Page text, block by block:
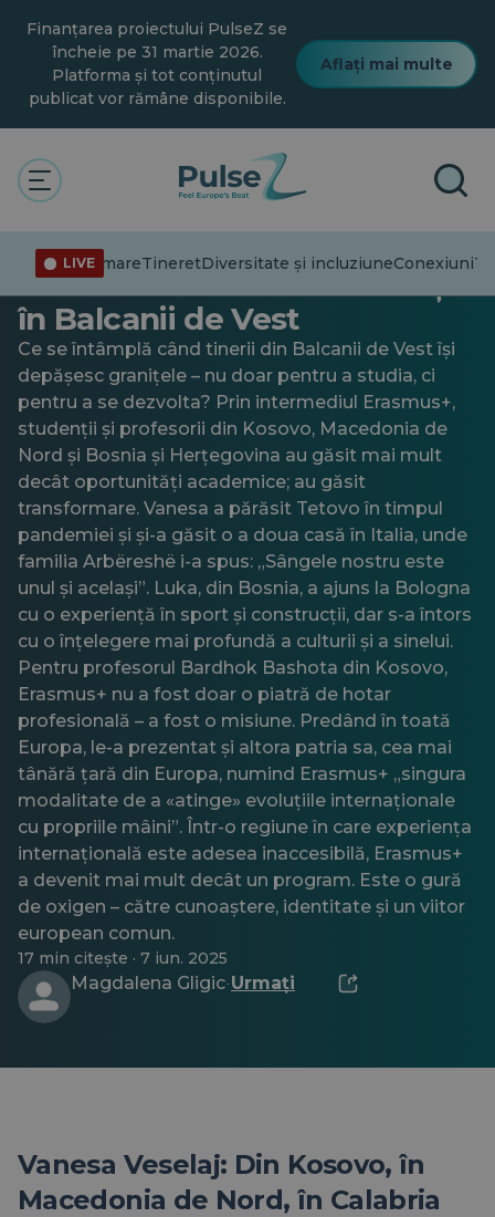
conținutul
principal
Finanțarea proiectului PulseZ se
încheie pe 31 martie 2026.
Platforma și tot conținutul
publicat vor rămâne disponibile.
Aflați mai multe
LIVE
DezinformareTineretDiversitate și incluziuneConexiuni
Dincolo de granițe: Cum
remodelează Erasmus+ vieți
în Balcanii de Vest
Ce se întâmplă când tinerii din Balcanii de Vest își
depășesc granițele – nu doar pentru a studia, ci
pentru a se dezvolta? Prin intermediul Erasmus+,
studenții și profesorii din Kosovo, Macedonia de
Nord și Bosnia și Herțegovina au găsit mai mult
decât oportunități academice; au găsit
transformare. Vanesa a părăsit Tetovo în timpul
pandemiei și și-a găsit o a doua casă în Italia, unde
familia Arbëreshë i-a spus: „Sângele nostru este
unul și același”. Luka, din Bosnia, a ajuns la Bologna
cu o experiență în sport și construcții, dar s-a întors
cu o înțelegere mai profundă a culturii și a sinelui.
Pentru profesorul Bardhok Bashota din Kosovo,
Erasmus+ nu a fost doar o piatră de hotar
profesională – a fost o misiune. Predând în toată
Europa, le-a prezentat și altora patria sa, cea mai
tânără țară din Europa, numind Erasmus+ „singura
modalitate de a «atinge» evoluțiile internaționale
cu propriile mâini”. Într-o regiune în care experiența
internațională este adesea inaccesibilă, Erasmus+
a devenit mai mult decât un program. Este o gură
de oxigen – către cunoaștere, identitate și un viitor
european comun.
17 min citește · 7 iun. 2025
Magdalena Gligic· Urmați
Vanesa Veselaj: Din Kosovo, în
Macedonia de Nord, în Calabria